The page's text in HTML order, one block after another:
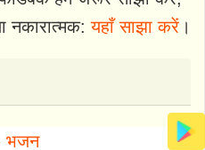
नकारात्मक:यहाँ साझा करें।
भजन